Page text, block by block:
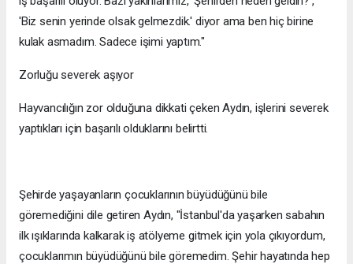
'Biz senin yerinde olsak gelmezdik.' diyor ama ben hiç birine
kulak asmadım. Sadece işimi yaptım."
Zorluğu severek aşıyor
Hayvancılığın zor olduğuna dikkati çeken Aydın, işlerini severek
yaptıkları için başarılı olduklarını belirtti.
Şehirde yaşayanların çocuklarının büyüdüğünü bile
göremediğini dile getiren Aydın, "İstanbul'da yaşarken sabahın
ilk ışıklarında kalkarak iş atölyeme gitmek için yola çıkıyordum,
çocuklarımın büyüdüğünü bile göremedim. Şehir hayatında hep